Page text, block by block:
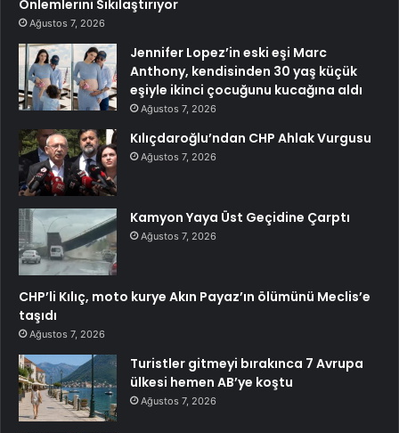
Önlemlerini Sıkılaştırıyor
Ağustos 7, 2026
Jennifer Lopez’in eski eşi Marc
Anthony, kendisinden 30 yaş küçük
eşiyle ikinci çocuğunu kucağına aldı
Ağustos 7, 2026
Kılıçdaroğlu’ndan CHP Ahlak Vurgusu
Ağustos 7, 2026
Kamyon Yaya Üst Geçidine Çarptı
Ağustos 7, 2026
CHP’li Kılıç, moto kurye Akın Payaz’ın ölümünü Meclis’e
taşıdı
Ağustos 7, 2026
Turistler gitmeyi bırakınca 7 Avrupa
ülkesi hemen AB’ye koştu
Ağustos 7, 2026